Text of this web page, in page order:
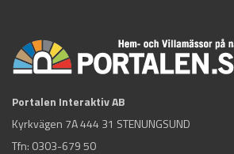
Portalen Interaktiv AB
Kyrkvägen 7A 444 31 STENUNGSUND
Tfn: 0303-679 50